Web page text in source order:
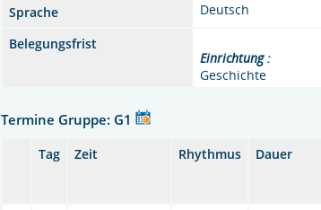
Sprache
Deutsch
Belegungsfrist
Einrichtung :
Geschichte
Termine Gruppe: G1
Tag Zeit Rhythmus Dauer